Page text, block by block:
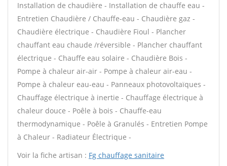
Installation de chaudière - Installation de chauffe eau -
Entretien Chaudière / Chauffe-eau - Chaudière gaz -
Chaudière électrique - Chaudière Fioul - Plancher
chauffant eau chaude /réversible - Plancher chauffant
électrique - Chauffe eau solaire - Chaudière Bois -
Pompe à chaleur air-air - Pompe à chaleur air-eau -
Pompe à chaleur eau-eau - Panneaux photovoltaïques -
Chauffage électrique à inertie - Chauffage électrique à
chaleur douce - Poêle à bois - Chauffe-eau
thermodynamique - Poêle à Granulés - Entretien Pompe
à Chaleur - Radiateur Électrique -
Voir la fiche artisan : Fg chauffage sanitaire